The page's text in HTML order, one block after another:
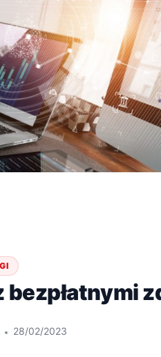
bezpłatnymi
28/02/2023